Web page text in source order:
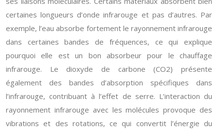
certaines longueurs d’onde infrarouge et pas d’autres. Par
exemple, l’eau absorbe fortement le rayonnement infrarouge
dans certaines bandes de fréquences, ce qui explique
pourquoi elle est un bon absorbeur pour le chauffage
infrarouge. Le dioxyde de carbone (CO2) présente
également des bandes d’absorption spécifiques dans
l’infrarouge, contribuant à l’effet de serre. L’interaction du
rayonnement infrarouge avec les molécules provoque des
vibrations et des rotations, ce qui convertit l’énergie du